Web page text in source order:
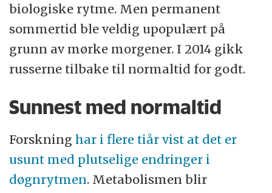
biologiske rytme. Men permanent
sommertid ble veldig upopulært på
grunn av mørke morgener. I 2014 gikk
russerne tilbake til normaltid for godt.
Sunnest med normaltid
Forskninghar i flere tiår vist at det er
usunt med plutselige endringer i
døgnrytmen. Metabolismen blir